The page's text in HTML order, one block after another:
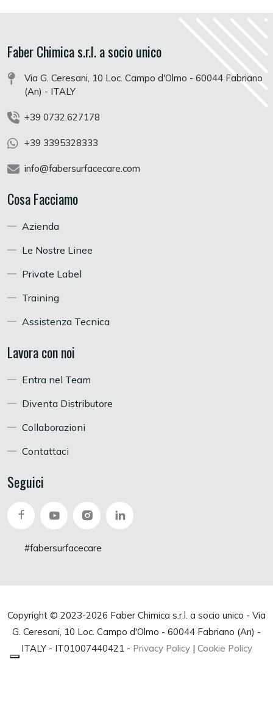
Faber Chimica s.r.l. a socio unico
Via G. Ceresani, 10 Loc. Campo d'Olmo - 60044 Fabriano
(An) - ITALY
+39 0732.627178
+39 3395328333
info@fabersurfacecare.com
Cosa Facciamo
Azienda
Le Nostre Linee
Private Label
Training
Assistenza Tecnica
Lavora con noi
Entra nel Team
Diventa Distributore
Collaborazioni
Contattaci
Seguici
#fabersurfacecare
Copyright © 2023-2026 Faber Chimica s.r.l. a socio unico - Via
G. Ceresani, 10 Loc. Campo d'Olmo - 60044 Fabriano (An) -
ITALY - IT01007440421 - Privacy Policy| Cookie Policy